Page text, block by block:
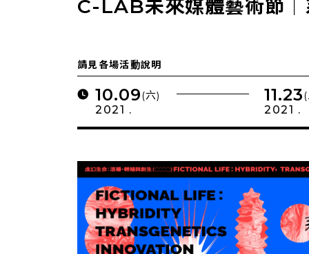
C-LAB未來媒體藝術節｜
請見各場活動說明
10.09(六)
2021 .
11.23
2021 .